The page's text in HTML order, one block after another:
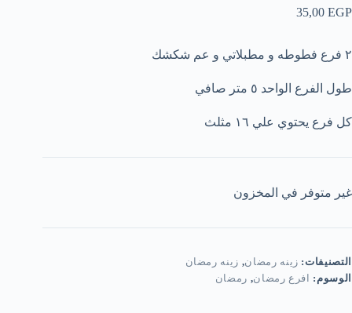
35,00 EGP
٢ فرع فطوطه و مطبلاتي و عم شكشك
طول الفرع الواحد ٥ متر صافي
كل فرع يحتوي علي ١٦ مثلث
غير متوفر في المخزون
التصنيفات: زينه رمضان, زينه رمضان
الوسوم:
افرع رمضان, رمضان